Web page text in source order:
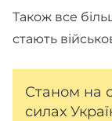
Також все
стають
Станом на
силах